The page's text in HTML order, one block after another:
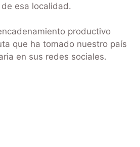
esa localidad.
productivo
que ha tomado nuestro país
en sus redes sociales.